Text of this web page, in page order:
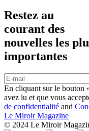
Restez au
courant des
nouvelles les
importantes
En cliquant sur le bouton
avez lu et que vous
de confidentialité and
Le Miroir Magazine
© 2024 Le Miroir